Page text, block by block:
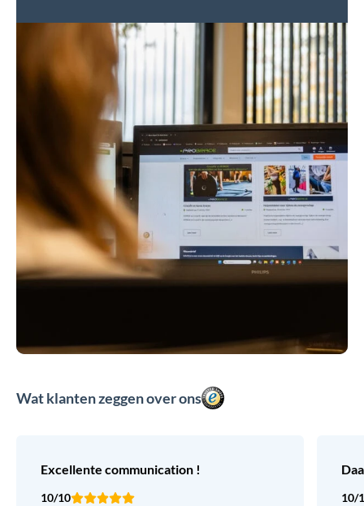
Wat klanten zeggen over ons
Excellente communication !
10/10
10/